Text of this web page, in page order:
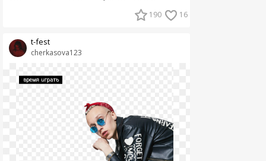
190 16
cherkasova123
t-fest